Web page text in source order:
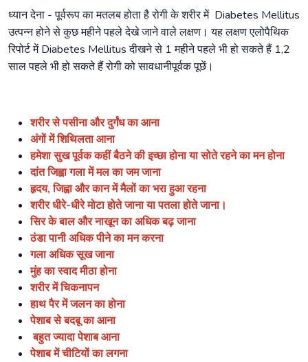
ध्यान देना - पूर्वरूप का मतलब होता है रोगी के शरीर में Diabetes Mellitus
उत्पन्न होने से कुछ महीने पहले देखे जाने वाले लक्षण। यह लक्षण एलोपैथिक
रिपोर्ट में Diabetes Mellitus दीखने से 1 महीने पहले भी हो सकते हैं 1,2
साल पहले भी हो सकते हैं रोगी को सावधानीपूर्वक पूछें।
शरीर से पसीना और दुर्गंध का आना
अंगों में शिथिलता आना
हमेशा सुख पूर्वक कहीं बैठने की इच्छा होना या सोते रहने का मन होना
दांत जिह्वा गला में मल का जम जाना
हृदय, जिह्वा और कान में मैलों का भरा हुआ रहना
शरीर धीरे-धीरे मोटा होते जाना या पतला होते जाना।
सिर के बाल और नाखून का अधिक बढ़ जाना
ठंडा पानी अधिक पीने का मन करना
गला अधिक सूख जाना
मुंह का स्वाद मीठा होना
शरीर में चिकनापन
हाथ पैर में जलन का होना
पेशाब से बदबू का आना
बहुत ज्यादा पेशाब आना
पेशाब में चीटियों का लगना